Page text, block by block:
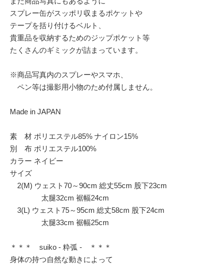
スプレー缶がスッポリ収まるポケットや
テープを括り付けるベルト、
貴重品を収納するためのジップポケット等
たくさんのギミックが詰まっています。
※商品写真内のスプレーやスマホ、
ペン等は撮影用小物のため付属しません。
Made in JAPAN
素 材 ポリエステル85% ナイロン15%
別 布 ポリエステル100%
カラー ネイビー
サイズ
2(M) ウェスト70～90cm 総丈55cm 股下23cm
太腿32cm 裾幅24cm
3(L) ウェスト75～95cm 総丈58cm 股下24cm
太腿33cm 裾幅25cm
＊＊＊ suiko - 粋弧 - ＊＊＊
身体の持つ自然な動きによって